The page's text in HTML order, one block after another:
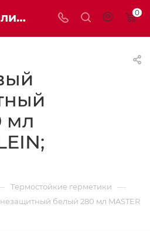
Герметик силиконовый огнезащитный белый 280 мл 11606389 | Мaxim-stroy 0
мл
Термостойкие герметики —
белый 280 мл MASTER